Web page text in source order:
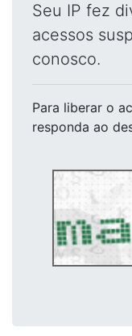
Seu IP fez
acessos
conosco.
Para liberar o
responda ao